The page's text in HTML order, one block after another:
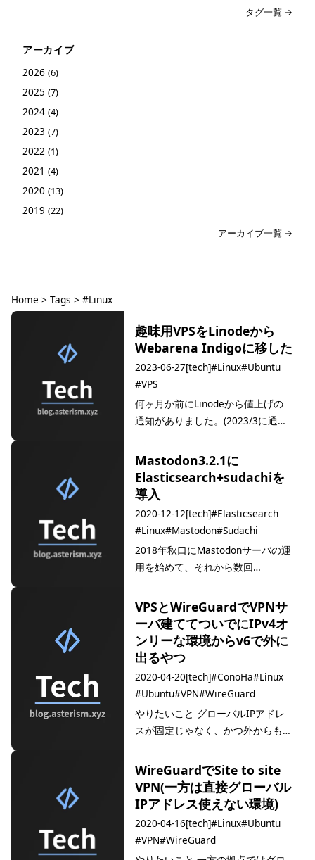
タグ一覧 →
アーカイブ
2026 (6)
2025 (7)
2024 (4)
2023 (7)
2022 (1)
2021 (4)
2020 (13)
2019 (22)
アーカイブ一覧 →
Home > Tags > #Linux
タグ: #Linux
趣味用VPSをLinodeから
Webarena Indigoに移した
2023-06-27[tech]#Linux#Ubuntu
#VPS
何ヶ月か前にLinodeから値上げの
通知がありました。(2023/3に通
ったLinodeですが円安でうーん…と
なっていたところに値上げの通知が
来たので、とりあえず高いインスタ
ンスだけすぐ移してしまおうと思
い…
Mastodon3.2.1に
Elasticsearch+sudachiを
導入
2020-12-12[tech]#Elasticsearch
#Linux#Mastodon#Sudachi
2018年秋口にMastodonサーバの運
用を始めて、それから数回
り、PGroongaを導入して検索にこ
っちを使うようにしてみたりとか
色々やってましたが。 DBサーバの
リソース使用状況を見てた感じ…
VPSとWireGuardでVPNサ
ーバ建ててついでにIPv4オ
ンリーな環境からv6で外に
出るやつ
2020-04-20[tech]#ConoHa#Linux
#Ubuntu#VPN#WireGuard
やりたいこと グローバルIPアドレ
スが固定じゃなく、かつ外からも入
められているのですが、その対策と
か、ﾌﾘｰｳｨｰﾌｨｰに繋げざるを得ない
時暗号化だけでもする用だとか、あ
るいはIPv4でしかインターネットに
し…
WireGuardでSite to site
VPN(一方は直接グローバル
IPアドレス使えない環境)
2020-04-16[tech]#Linux#Ubuntu
#VPN#WireGuard